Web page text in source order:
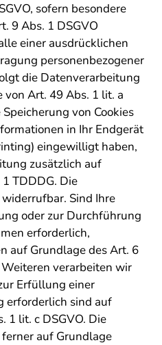
sofern besondere
9 Abs. 1 DSGVO
einer ausdrücklichen
personenbezogener
die Datenverarbeitung
Art. 49 Abs. 1 lit. a
von Cookies
in Ihr Endgerät
eingewilligt haben,
zusätzlich auf
TDDDG. Die
Sind Ihre
oder zur Durchführung
erforderlich,
auf Grundlage des Art. 6
verarbeiten wir
Erfüllung einer
erforderlich sind auf
1 lit. c DSGVO. Die
auf Grundlage